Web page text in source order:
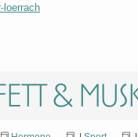
loerrach
&